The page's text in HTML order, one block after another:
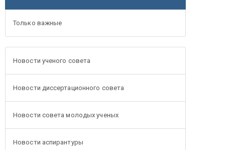
Только важные
Новости ученого совета
Новости диссертационного совета
Новости совета молодых ученых
Новости аспирантуры